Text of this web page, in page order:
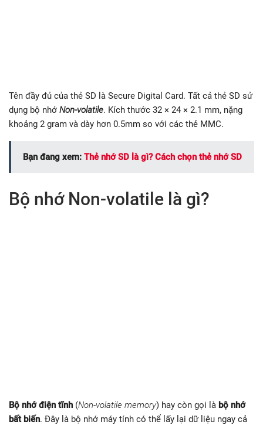
Tên đầy đủ của thẻ SD là Secure Digital Card. Tất cả thẻ SD sử
dụng bộ nhớ Non-volatile. Kích thước 32 × 24 × 2.1 mm, nặng
khoảng 2 gram và dày hơn 0.5mm so với các thẻ MMC.
Bạn đang xem: Thẻ nhớ SD là gì? Cách chọn thẻ nhớ SD
Bộ nhớ Non-volatile là gì?
Bộ nhớ điện tĩnh (Non-volatile memory) hay còn gọi là bộ nhớ
bất biến. Đây là bộ nhớ máy tính có thể lấy lại dữ liệu ngay cả